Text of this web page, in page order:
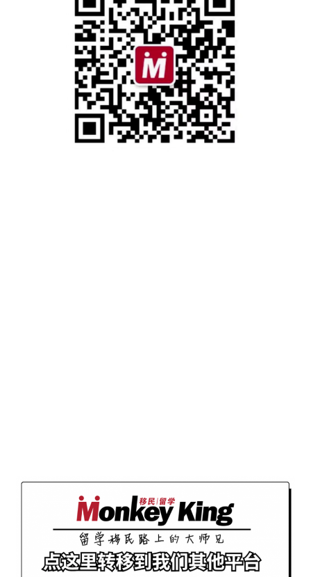
485补偿签细节出炉！
疫情在境外都可以申
请！2027年截止申
请！唯一要注意这个
坑！